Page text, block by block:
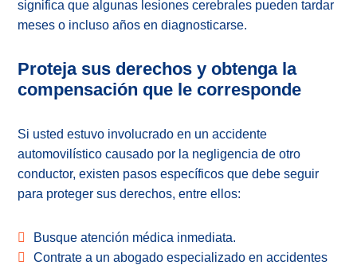
significa que algunas lesiones cerebrales pueden tardar
meses o incluso años en diagnosticarse.
Proteja sus derechos y obtenga la
compensación que le corresponde
Si usted estuvo involucrado en un accidente
automovilístico causado por la negligencia de otro
conductor, existen pasos específicos que debe seguir
para proteger sus derechos, entre ellos:
Busque atención médica inmediata.
Contrate a un abogado especializado en accidentes